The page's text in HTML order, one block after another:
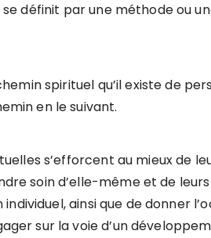
définit par une méthode ou
spirituel qu’il existe de
en le suivant.
s’efforcent au mieux de
soin d’elle-même et de
ainsi que de donner
sur la voie d’un